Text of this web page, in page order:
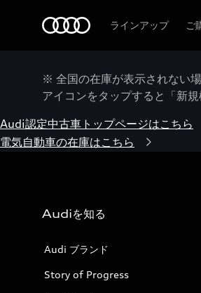
ラインアップ ご
※ 全国の在庫が表示されない
アイコンをタップすると「新規
Audi認定中古車トップページはこちら
電気自動車の在庫はこちら
Audiを知る
Audi ブランド
Story of Progress